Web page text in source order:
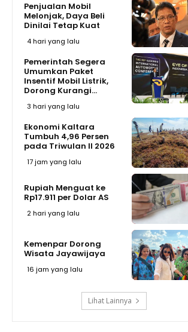
Penjualan Mobil
Melonjak, Daya Beli
Dinilai Tetap Kuat
4 hari yang lalu
Pemerintah Segera
Umumkan Paket
Insentif Mobil Listrik,
Dorong Kurangi...
3 hari yang lalu
Ekonomi Kaltara
Tumbuh 4,96 Persen
pada Triwulan II 2026
17 jam yang lalu
Rupiah Menguat ke
Rp17.911 per Dolar AS
2 hari yang lalu
Kemenpar Dorong
Wisata Jayawijaya
16 jam yang lalu
Lihat Lainnya